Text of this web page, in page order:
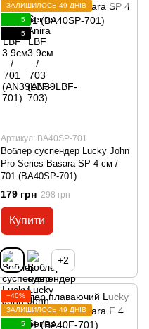
ЗАЛИШИЛОСЬ 49 ДНІВ
5
5
Артикул: BA40SP-701
Воблер суспендер Lucky John
Pro Series Basara SP 4 см /
701 (BA40SP-701)
179 грн 298 грн
Купити
+2
−40%
ЗАЛИШИЛОСЬ 49 ДНІВ
5